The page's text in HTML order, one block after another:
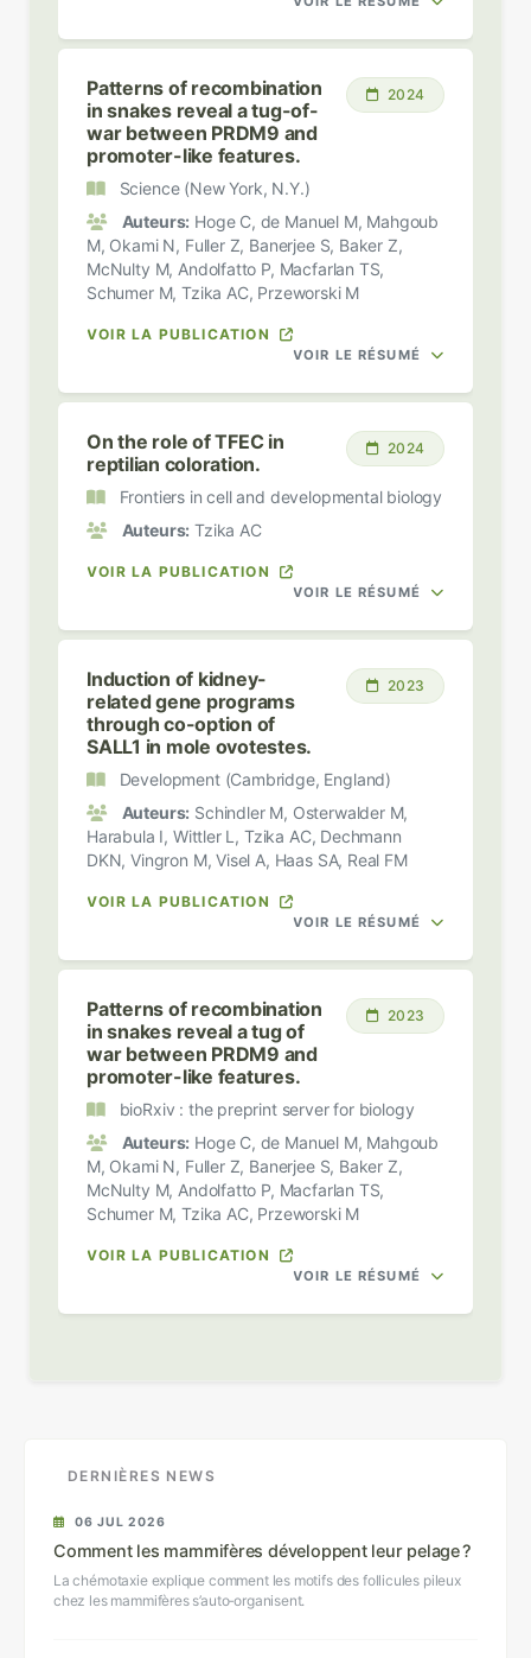
Patterns of recombination
in snakes reveal a tug-of-
war between PRDM9 and
promoter-like features.
2024
Science (New York, N.Y.)
Auteurs: Hoge C, de Manuel M, Mahgoub
M, Okami N, Fuller Z, Banerjee S, Baker Z,
McNulty M, Andolfatto P, Macfarlan TS,
Schumer M, Tzika AC, Przeworski M
VOIR LA PUBLICATION
VOIR LE RÉSUMÉ
On the role of TFEC in
reptilian coloration.
2024
Frontiers in cell and developmental biology
Auteurs: Tzika AC
VOIR LA PUBLICATION
VOIR LE RÉSUMÉ
Induction of kidney-
related gene programs
through co-option of
SALL1 in mole ovotestes.
2023
Development (Cambridge, England)
Auteurs: Schindler M, Osterwalder M,
Harabula I, Wittler L, Tzika AC, Dechmann
DKN, Vingron M, Visel A, Haas SA, Real FM
VOIR LA PUBLICATION
VOIR LE RÉSUMÉ
Patterns of recombination
in snakes reveal a tug of
war between PRDM9 and
promoter-like features.
2023
bioRxiv : the preprint server for biology
Auteurs: Hoge C, de Manuel M, Mahgoub
M, Okami N, Fuller Z, Banerjee S, Baker Z,
McNulty M, Andolfatto P, Macfarlan TS,
Schumer M, Tzika AC, Przeworski M
VOIR LA PUBLICATION
VOIR LE RÉSUMÉ
DERNIÈRES NEWS
06 JUL 2026
Comment les mammifères développent leur pelage ?
La chémotaxie explique comment les motifs des follicules pileux
chez les mammifères s’auto‑organisent.